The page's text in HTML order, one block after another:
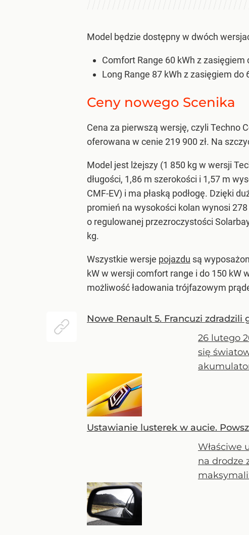
Model będzie dostępny w dwóch
Comfort Range 60 kWh z zasięgiem
Long Range 87 kWh z zasięgiem do
Ceny nowego Scenika
Cena za pierwszą wersję, czyli Techno
oferowana w cenie 219 900 zł. Na
Model jest lżejszy (1 850 kg w wersji
długości, 1,86 m szerokości i 1,57 m
CMF-EV) i ma płaską podłogę. Dzięki
promień na wysokości kolan wynosi
o regulowanej przezroczystości
kg.
Wszystkie wersje pojazdu są
kW w wersji comfort range i do 150 kW
możliwość ładowania trójfazowym
Nowe Renault 5. Francuzi zdradzili
26 lutego
się
Ustawianie lusterek w aucie.
Właściwe
na drodze